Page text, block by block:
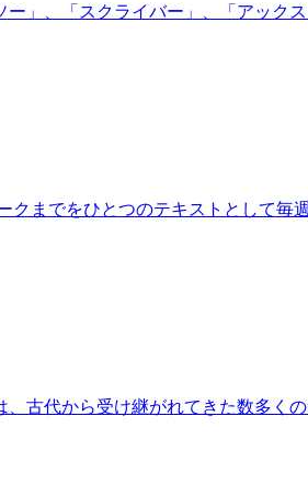
、「スクライバー」、「アック
までをひとつのテキストとして毎
古代から受け継がれてきた数多く